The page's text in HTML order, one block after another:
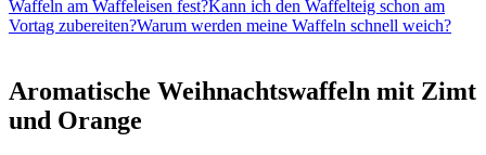
Waffeln am Waffeleisen fest?Kann ich den Waffelteig schon am
Vortag zubereiten?Warum werden meine Waffeln schnell weich?
Aromatische Weihnachtswaffeln mit Zimt
und Orange